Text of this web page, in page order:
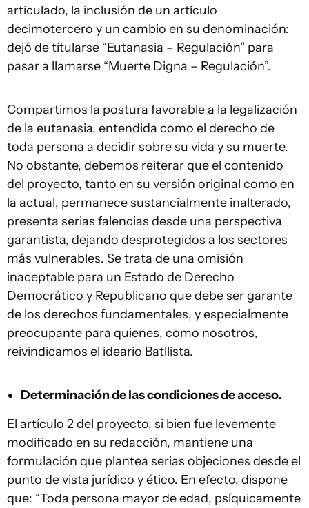
articulado, la inclusión de un artículo
decimotercero y un cambio en su denominación:
dejó de titularse “Eutanasia – Regulación” para
pasar a llamarse “Muerte Digna – Regulación”.
Compartimos la postura favorable a la legalización
de la eutanasia, entendida como el derecho de
toda persona a decidir sobre su vida y su muerte.
No obstante, debemos reiterar que el contenido
del proyecto, tanto en su versión original como en
la actual, permanece sustancialmente inalterado,
presenta serias falencias desde una perspectiva
garantista, dejando desprotegidos a los sectores
más vulnerables. Se trata de una omisión
inaceptable para un Estado de Derecho
Democrático y Republicano que debe ser garante
de los derechos fundamentales, y especialmente
preocupante para quienes, como nosotros,
reivindicamos el ideario Batllista.
Determinación de las condiciones de acceso.
El artículo 2 del proyecto, si bien fue levemente
modificado en su redacción, mantiene una
formulación que plantea serias objeciones desde el
punto de vista jurídico y ético. En efecto, dispone
que: “Toda persona mayor de edad, psíquicamente